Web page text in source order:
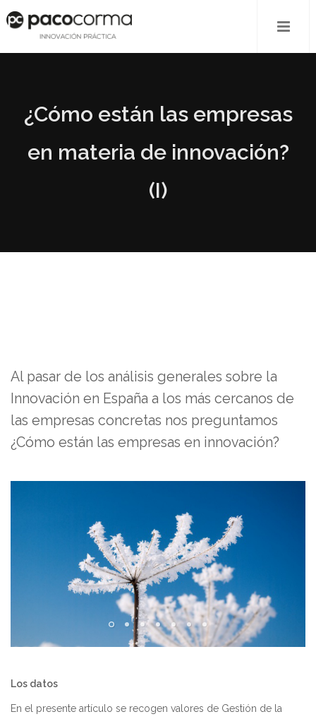
¿Cómo están las empresas
en materia de innovación?
(I)
Al pasar de los análisis generales sobre la
Innovación en España a los más cercanos de
las empresas concretas nos preguntamos
¿Cómo están las empresas en innovación?
Los datos
En el presente artículo se recogen valores de Gestión de la